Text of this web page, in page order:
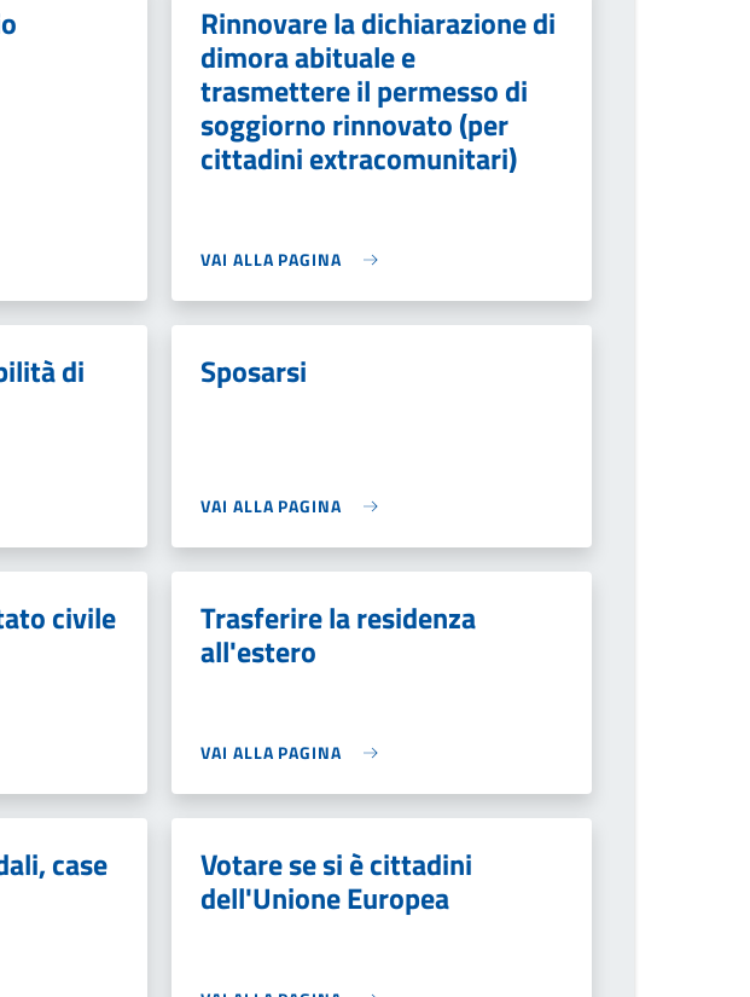
Rinnovare la dichiarazione di
dimora abituale e
trasmettere il permesso di
soggiorno rinnovato (per
cittadini extracomunitari)
VAI ALLA PAGINA
di Sposarsi
VAI ALLA PAGINA
civile Trasferire la residenza
all'estero
VAI ALLA PAGINA
case Votare se si è cittadini
dell'Unione Europea